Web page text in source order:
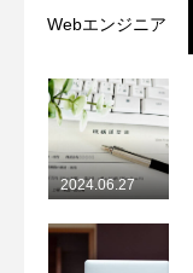
Webエンジニア
2024.06.27